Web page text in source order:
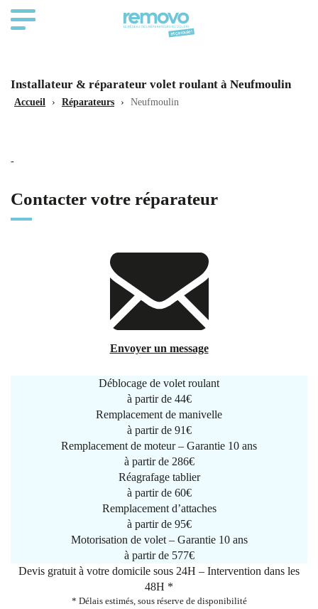
Installateur & réparateur volet roulant à Neufmoulin
Accueil › Réparateurs › Neufmoulin
-
Contacter votre réparateur
Envoyer un message
Déblocage de volet roulant
à partir de 44€
Remplacement de manivelle
à partir de 91€
Remplacement de moteur – Garantie 10 ans
à partir de 286€
Réagrafage tablier
à partir de 60€
Remplacement d’attaches
à partir de 95€
Motorisation de volet – Garantie 10 ans
à partir de 577€
Devis gratuit à votre domicile sous 24H – Intervention dans les
48H *
* Délais estimés, sous réserve de disponibilité